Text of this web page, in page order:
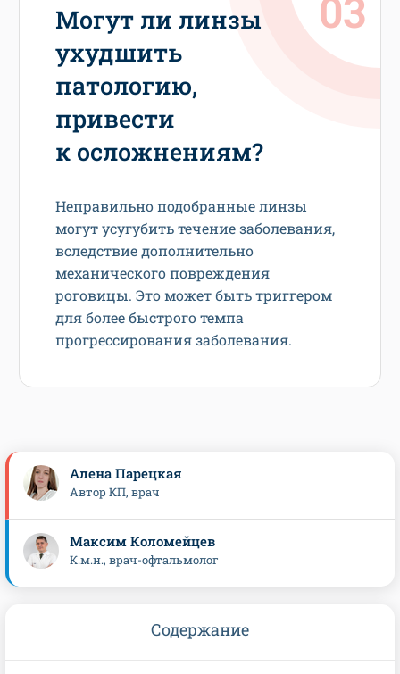
Могут ли линзы
ухудшить
патологию,
привести
к осложнениям?
Неправильно подобранные линзы
могут усугубить течение заболевания,
вследствие дополнительно
механического повреждения
роговицы. Это может быть триггером
для более быстрого темпа
прогрессирования заболевания.
Алена Парецкая
Автор КП, врач
Максим Коломейцев
К.м.н., врач-офтальмолог
Содержание